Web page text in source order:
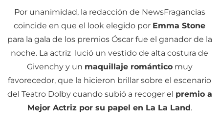
Por unanimidad, la redacción de NewsFragancias
coincide en que el look elegido por Emma Stone
para la gala de los premios Óscar fue el ganador de la
noche. La actriz lució un vestido de alta costura de
Givenchy y un maquillaje románticomuy
favorecedor, que la hicieron brillar sobre el escenario
del Teatro Dolby cuando subió a recoger el premio a
Mejor Actriz por su papel en La La Land.